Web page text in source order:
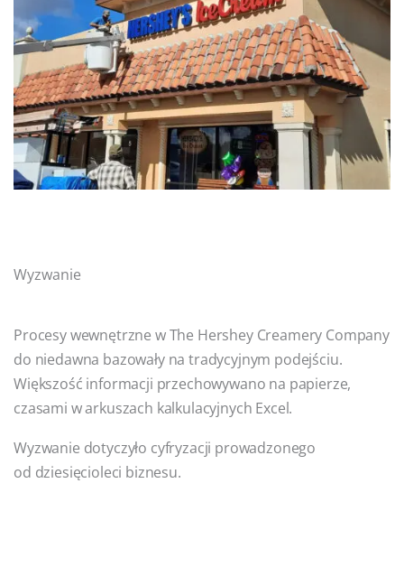
Wyzwanie
Procesy wewnętrzne w The Hershey Creamery Company
do niedawna bazowały na tradycyjnym podejściu.
Większość informacji przechowywano na papierze,
czasami w arkuszach kalkulacyjnych Excel.
Wyzwanie dotyczyło cyfryzacji prowadzonego
od dziesięcioleci biznesu.